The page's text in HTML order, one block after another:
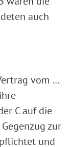
auch
vom …
C auf die
zur
und